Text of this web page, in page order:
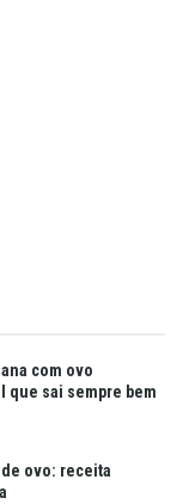
com ovo
sai sempre bem
ovo: receita